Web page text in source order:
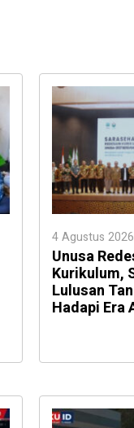
4 Agustus
Unusa
Kurikulum,
Lulusan
Hadapi Era